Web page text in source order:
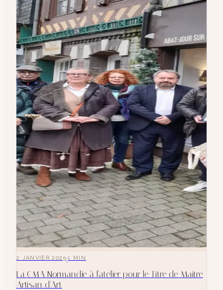
2 JANVIER 2025·1 MIN
La CMA Normandie à l'atelier pour le Titre de Maitre
Artisan d'Art